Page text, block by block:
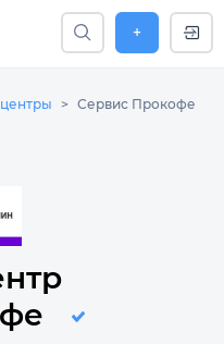
+
Сервис Прокофе